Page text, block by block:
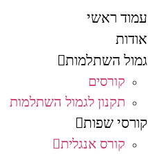
עמוד ראשי
אודות
גמול השתלמות
קורסים
תקנון לגמול השתלמות
קורסי שפות
קורס אנגלית